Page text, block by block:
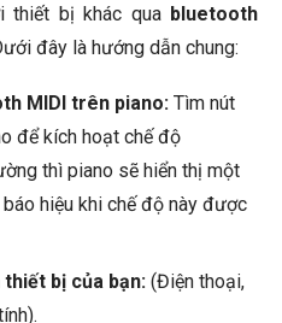
thiết bị khác qua bluetooth
đây là hướng dẫn chung:
MIDI trên piano: Tìm nút
để kích hoạt chế độ
thì piano sẽ hiển thị một
hiệu khi chế độ này được
bị của bạn: (Điện thoại,